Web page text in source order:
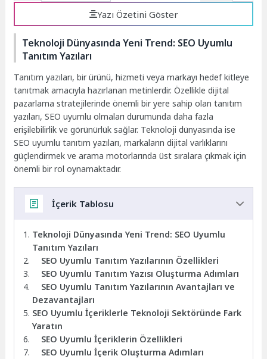
Yazı Özetini Göster
Teknoloji Dünyasında Yeni Trend: SEO Uyumlu
Tanıtım Yazıları
Tanıtım yazıları, bir ürünü, hizmeti veya markayı hedef kitleye
tanıtmak amacıyla hazırlanan metinlerdir. Özellikle dijital
pazarlama stratejilerinde önemli bir yere sahip olan tanıtım
yazıları, SEO uyumlu olmaları durumunda daha fazla
erişilebilirlik ve görünürlük sağlar. Teknoloji dünyasında ise
SEO uyumlu tanıtım yazıları, markaların dijital varlıklarını
güçlendirmek ve arama motorlarında üst sıralara çıkmak için
önemli bir rol oynamaktadır.
İçerik Tablosu
Teknoloji Dünyasında Yeni Trend: SEO Uyumlu
Tanıtım Yazıları
SEO Uyumlu Tanıtım Yazılarının Özellikleri
SEO Uyumlu Tanıtım Yazısı Oluşturma Adımları
SEO Uyumlu Tanıtım Yazılarının Avantajları ve
Dezavantajları
SEO Uyumlu İçeriklerle Teknoloji Sektöründe Fark
Yaratın
SEO Uyumlu İçeriklerin Özellikleri
SEO Uyumlu İçerik Oluşturma Adımları